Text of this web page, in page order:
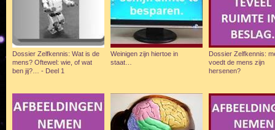
Dossier Zelfkennis: Wat is de
mens? Oftewel: wie, of wat
ben jij?… - Deel 1
Weinigen zijn hiertoe in
staat…
Dossier Zelfkennis:
voedt de mens zijn
hersenen?